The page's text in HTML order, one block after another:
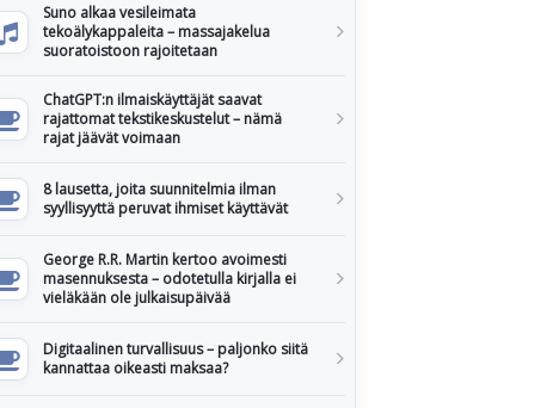
Suno alkaa vesileimata
tekoälykappaleita – massajakelua
suoratoistoon rajoitetaan
ChatGPT:n ilmaiskäyttäjät saavat
rajattomat tekstikeskustelut – nämä
rajat jäävät voimaan
8 lausetta, joita suunnitelmia ilman
syyllisyyttä peruvat ihmiset käyttävät
George R.R. Martin kertoo avoimesti
masennuksesta – odotetulla kirjalla ei
vieläkään ole julkaisupäivää
Digitaalinen turvallisuus – paljonko siitä
kannattaa oikeasti maksaa?